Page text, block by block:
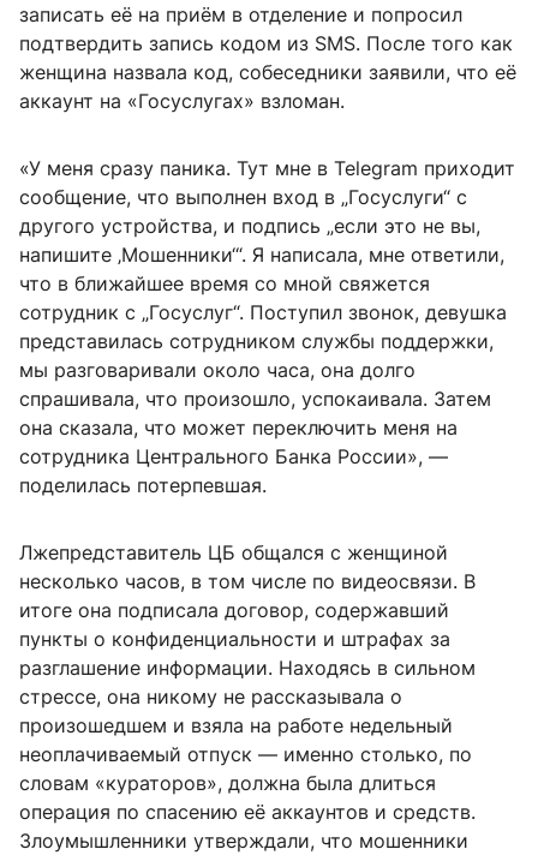
записать её на приём в отделение и попросил
подтвердить запись кодом из SMS. После того как
женщина назвала код, собеседники заявили, что её
аккаунт на «Госуслугах» взломан.
«У меня сразу паника. Тут мне в Telegram приходит
сообщение, что выполнен вход в „Госуслуги“ с
другого устройства, и подпись „если это не вы,
напишите ‚Мошенники‘“. Я написала, мне ответили,
что в ближайшее время со мной свяжется
сотрудник с „Госуслуг“. Поступил звонок, девушка
представилась сотрудником службы поддержки,
мы разговаривали около часа, она долго
спрашивала, что произошло, успокаивала. Затем
она сказала, что может переключить меня на
сотрудника Центрального Банка России», —
поделилась потерпевшая.
Лжепредставитель ЦБ общался с женщиной
несколько часов, в том числе по видеосвязи. В
итоге она подписала договор, содержавший
пункты о конфиденциальности и штрафах за
разглашение информации. Находясь в сильном
стрессе, она никому не рассказывала о
произошедшем и взяла на работе недельный
неоплачиваемый отпуск — именно столько, по
словам «кураторов», должна была длиться
операция по спасению её аккаунтов и средств.
Злоумышленники утверждали, что мошенники